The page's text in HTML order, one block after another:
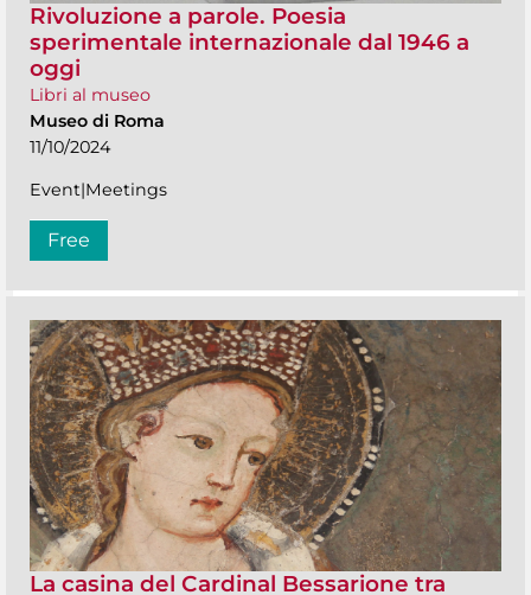
Rivoluzione a parole. Poesia
sperimentale internazionale dal 1946 a
oggi
Libri al museo
Museo di Roma
11/10/2024
Event|Meetings
Free
La casina del Cardinal Bessarione tra